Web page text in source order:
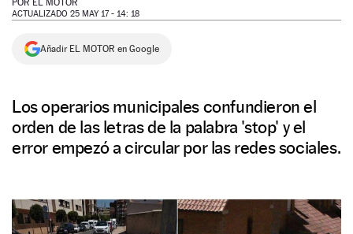
NEWSLETTER
POR EL MOTOR
ACTUALIZADO 25 MAY 17 - 14: 18
Añadir EL MOTOR en Google
Los operarios municipales confundieron el
orden de las letras de la palabra 'stop' y el
error empezó a circular por las redes sociales.